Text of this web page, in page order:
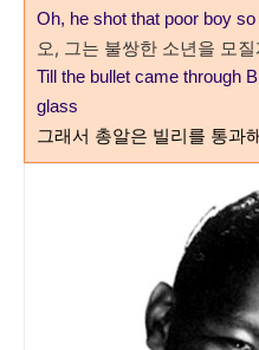
Oh, he shot that poor boy so
오, 그는 불쌍한 소년을 모질
Till the bullet came through
glass
그래서 총알은 빌리를 통과